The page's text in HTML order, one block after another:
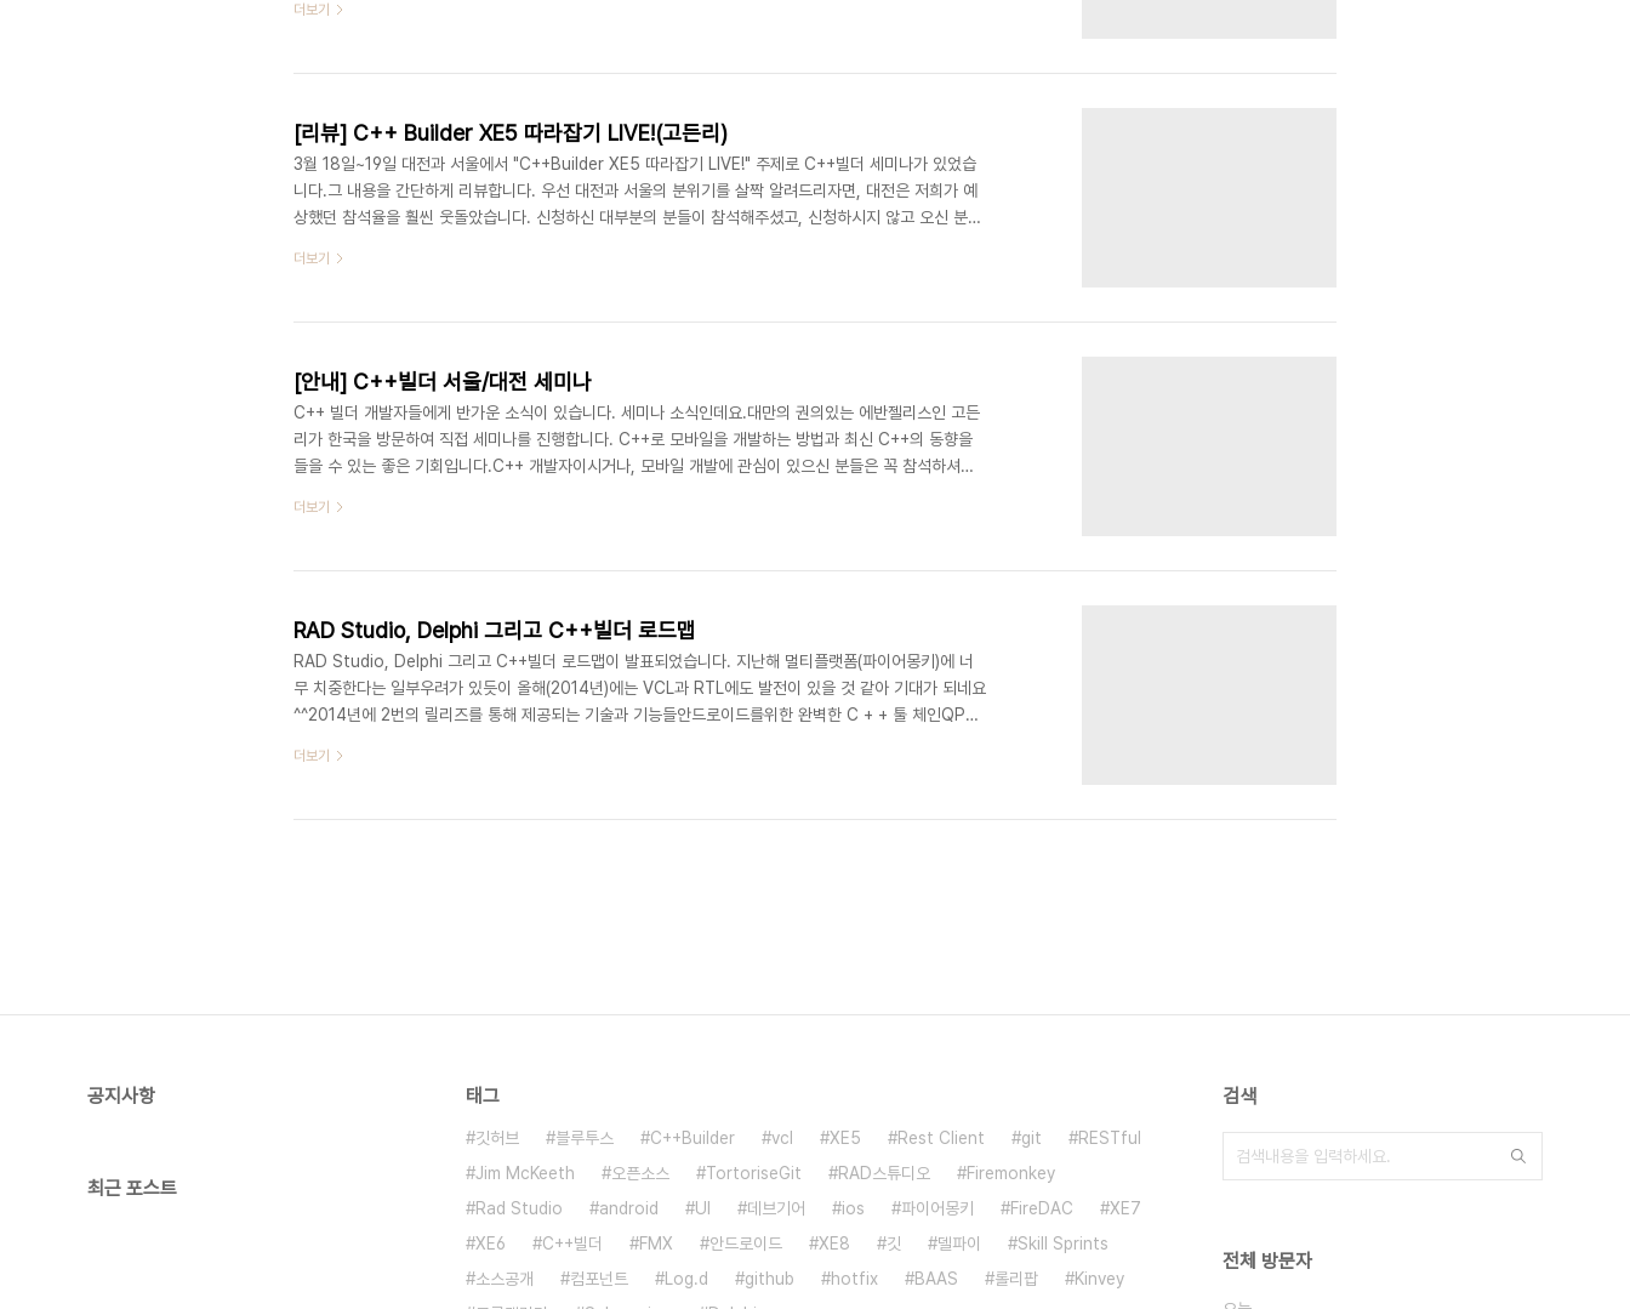
Subversion 인터페이스를 이용해 IDE에서 사용하는 방식입니다.
을 Subversion으로 변경Subversion URL로 델파이 I..
더보기
[리뷰] C++ Builder XE5 따라잡기 LIVE!(고든리)
3월 18일~19일 대전과 서울에서 "C++Builder XE5 따라잡기 LIVE!" 주제로 C++빌더 세미나가 있었습
니다.그 내용을 간단하게 리뷰합니다. 우선 대전과 서울의 분위기를 살짝 알려드리자면, 대전은 저희가 예
상했던 참석율을 훨씬 웃돌았습니다. 신청하신 대부분의 분들이 참석해주셨고, 신청하시지 않고 오신 분들
찬가지로 신청하신 분들이 대부분 참석하셔서 데브기어 세미나장이 꽉찬 상태에서 아주 성황리에 진행 되
국, 대만, 아세안 지역의 수석 에반젤리스트로 활동중입니다. Delphi와..
더보기
[안내] C++빌더 서울/대전 세미나
C++ 빌더 개발자들에게 반가운 소식이 있습니다. 세미나 소식인데요.대만의 권의있는 에반젤리스인 고든
리가 한국을 방문하여 직접 세미나를 진행합니다. C++로 모바일을 개발하는 방법과 최신 C++의 동향을
들을 수 있는 좋은 기회입니다.C++ 개발자이시거나, 모바일 개발에 관심이 있으신 분들은 꼭 참석하셔서
http://onoffmix.com/event/244323월 18일 대전 - http://onoffmix.com/event/24426
세안 지역의 수석 에반젤리스트로 활동중입니다. Delph..
더보기
RAD Studio, Delphi 그리고 C++빌더 로드맵
RAD Studio, Delphi 그리고 C++빌더 로드맵이 발표되었습니다. 지난해 멀티플랫폼(파이어몽키)에 너
무 치중한다는 일부우려가 있듯이 올해(2014년)에는 VCL과 RTL에도 발전이 있을 것 같아 기대가 되네요
^^2014년에 2번의 릴리즈를 통해 제공되는 기술과 기능들안드로이드를위한 완벽한 C + + 툴 체인QPS
(성능, REST 매핑, 아키텍쳐 개선)새로운 멀티 디바이스 비주얼 디자이너 및 새롭고, 유연한 사용자 인터
포넌트, Parse, Kinvey(모바일 클라우드 서..
더보기
공지사항
최근 포스트
태그
깃허브 블루투스 C++Builder vcl XE5 Rest Client git
RESTful
Jim McKeeth
오픈소스 TortoriseGit RAD스튜디오
Firemonkey
Rad Studio
android UI 데브기어 ios 파이어몽키 FireDAC
XE7
XE6
C++빌더 FMX 안드로이드 XE8 깃 델파이
Skill Sprints
소스공개
컴포넌트 Log.d github hotfix BAAS 롤리팝
Kinvey
검색
전체 방문자